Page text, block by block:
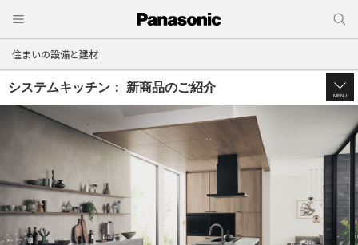
住まいの設備と建材
システムキッチン： 新商品のご紹介
MENU